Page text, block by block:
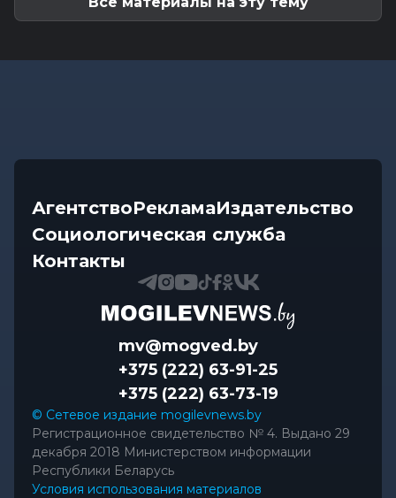
АгентствоРекламаИздательство
Социологическая служба
Контакты
mv@mogved.by
+375 (222) 63-91-25
+375 (222) 63-73-19
© Сетевое издание mogilevnews.by
Регистрационное свидетельство № 4. Выдано 29
декабря 2018 Министерством информации
Республики Беларусь
Условия использования материалов